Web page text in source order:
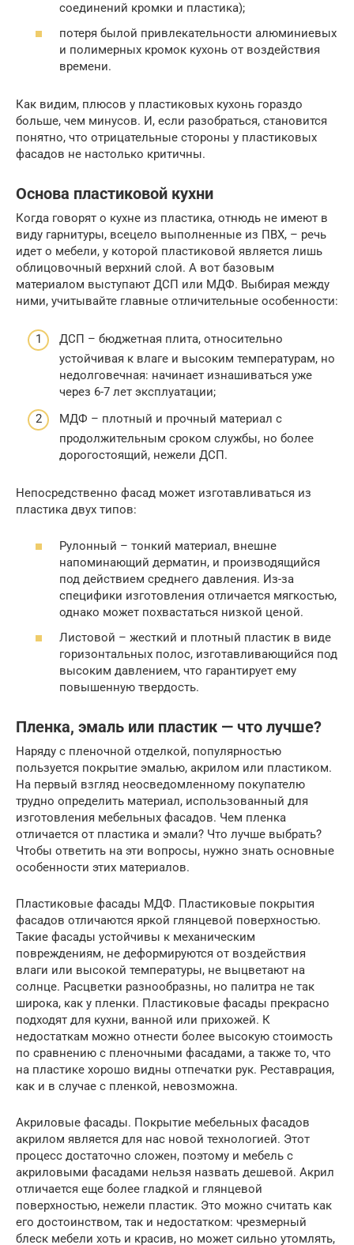
соединений кромки и пластика);
потеря былой привлекательности алюминиевых
и полимерных кромок кухонь от воздействия
времени.
Как видим, плюсов у пластиковых кухонь гораздо
больше, чем минусов. И, если разобраться, становится
понятно, что отрицательные стороны у пластиковых
фасадов не настолько критичны.
Основа пластиковой кухни
Когда говорят о кухне из пластика, отнюдь не имеют в
виду гарнитуры, всецело выполненные из ПВХ, – речь
идет о мебели, у которой пластиковой является лишь
облицовочный верхний слой. А вот базовым
материалом выступают ДСП или МДФ. Выбирая между
ними, учитывайте главные отличительные особенности:
ДСП – бюджетная плита, относительно
устойчивая к влаге и высоким температурам, но
недолговечная: начинает изнашиваться уже
через 6-7 лет эксплуатации;
МДФ – плотный и прочный материал с
продолжительным сроком службы, но более
дорогостоящий, нежели ДСП.
Непосредственно фасад может изготавливаться из
пластика двух типов:
Рулонный – тонкий материал, внешне
напоминающий дерматин, и производящийся
под действием среднего давления. Из-за
специфики изготовления отличается мягкостью,
однако может похвастаться низкой ценой.
Листовой – жесткий и плотный пластик в виде
горизонтальных полос, изготавливающийся под
высоким давлением, что гарантирует ему
повышенную твердость.
Пленка, эмаль или пластик — что лучше?
Наряду с пленочной отделкой, популярностью
пользуется покрытие эмалью, акрилом или пластиком.
На первый взгляд неосведомленному покупателю
трудно определить материал, использованный для
изготовления мебельных фасадов. Чем пленка
отличается от пластика и эмали? Что лучше выбрать?
Чтобы ответить на эти вопросы, нужно знать основные
особенности этих материалов.
Пластиковые фасады МДФ. Пластиковые покрытия
фасадов отличаются яркой глянцевой поверхностью.
Такие фасады устойчивы к механическим
повреждениям, не деформируются от воздействия
влаги или высокой температуры, не выцветают на
солнце. Расцветки разнообразны, но палитра не так
широка, как у пленки. Пластиковые фасады прекрасно
подходят для кухни, ванной или прихожей. К
недостаткам можно отнести более высокую стоимость
по сравнению с пленочными фасадами, а также то, что
на пластике хорошо видны отпечатки рук. Реставрация,
как и в случае с пленкой, невозможна.
Акриловые фасады. Покрытие мебельных фасадов
акрилом является для нас новой технологией. Этот
процесс достаточно сложен, поэтому и мебель с
акриловыми фасадами нельзя назвать дешевой. Акрил
отличается еще более гладкой и глянцевой
поверхностью, нежели пластик. Это можно считать как
его достоинством, так и недостатком: чрезмерный
блеск мебели хоть и красив, но может сильно утомлять,